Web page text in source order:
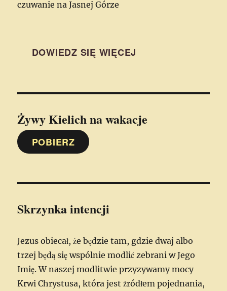
czuwanie na Jasnej Górze
DOWIEDZ SIĘ WIĘCEJ
Żywy Kielichna wakacje
POBIERZ
Skrzynka intencji
Jezus obiecał, że będzie tam, gdzie dwaj albo
trzej będą się wspólnie modlić zebrani w Jego
Imię. W naszej modlitwie przyzywamy mocy
Krwi Chrystusa, która jest źródłem pojednania,